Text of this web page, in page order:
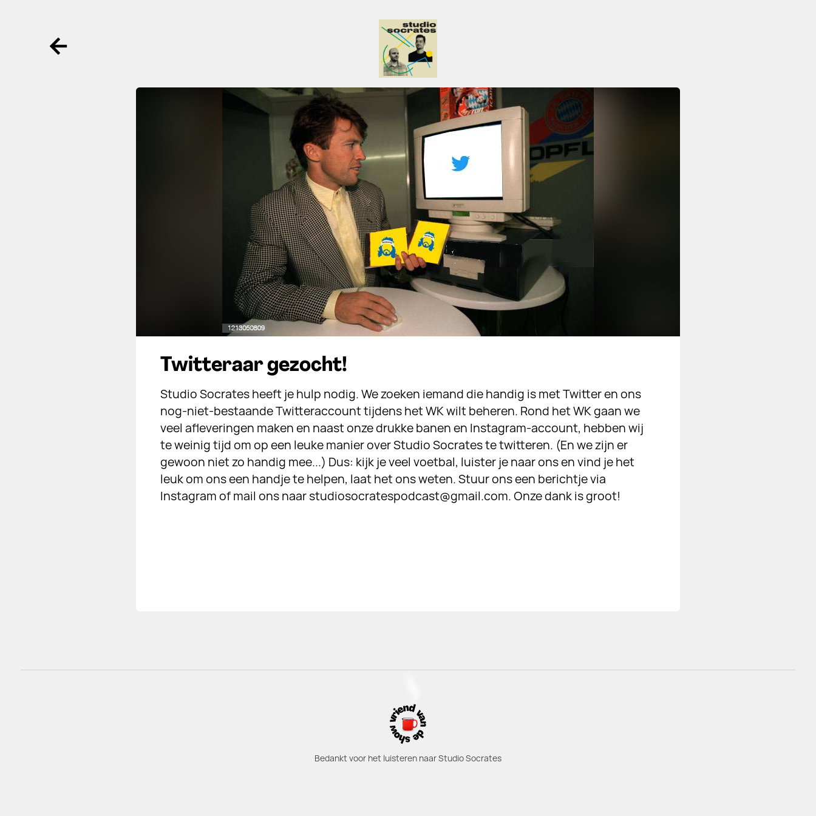
Ga terug
Studio Socrates
Twitteraar gezocht!
Studio Socrates heeft je hulp nodig. We zoeken iemand die handig is met Twitter en ons
nog-niet-bestaande Twitteraccount tijdens het WK wilt beheren. Rond het WK gaan we
veel afleveringen maken en naast onze drukke banen en Instagram-account, hebben wij
te weinig tijd om op een leuke manier over Studio Socrates te twitteren. (En we zijn er
gewoon niet zo handig mee...) Dus: kijk je veel voetbal, luister je naar ons en vind je het
leuk om ons een handje te helpen, laat het ons weten. Stuur ons een berichtje via
Instagram of mail ons naar studiosocratespodcast@gmail.com. Onze dank is groot!
Bedankt voor het luisteren naar Studio Socrates